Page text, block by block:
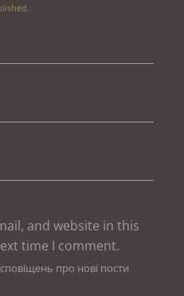
and website in this
time I comment.
про нові пости